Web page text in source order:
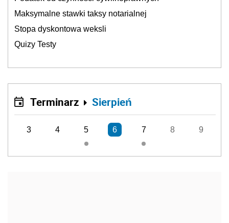
Maksymalne stawki taksy notarialnej
Stopa dyskontowa weksli
Quizy Testy
Terminarz Sierpień
3 4 5 6 7 8 9